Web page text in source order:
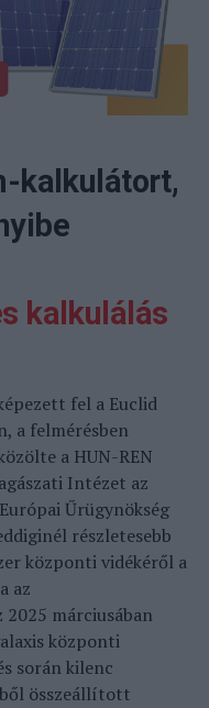
kalkulátort,
kalkulálás
fel a Euclid
a felmérésben
a HUN-REN
Intézet az
Űrügynökség
részletesebb
központi vidékéről a
az
2025 márciusában
központi
során kilenc
összeállított